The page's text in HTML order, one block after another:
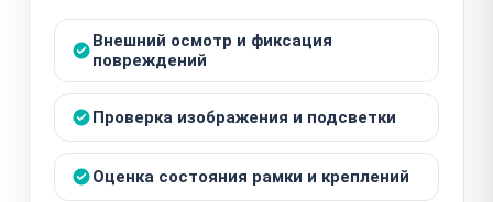
Внешний осмотр и фиксация
повреждений
Проверка изображения и подсветки
Оценка состояния рамки и креплений